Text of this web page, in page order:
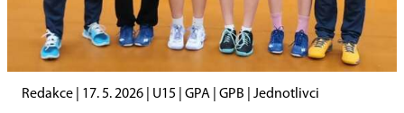
Redakce | 17. 5. 2026 U15 GPA GPB Jednotlivci